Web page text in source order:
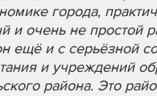
города,
и очень не
ещё и с серьёзной
и учреждений
района. Это